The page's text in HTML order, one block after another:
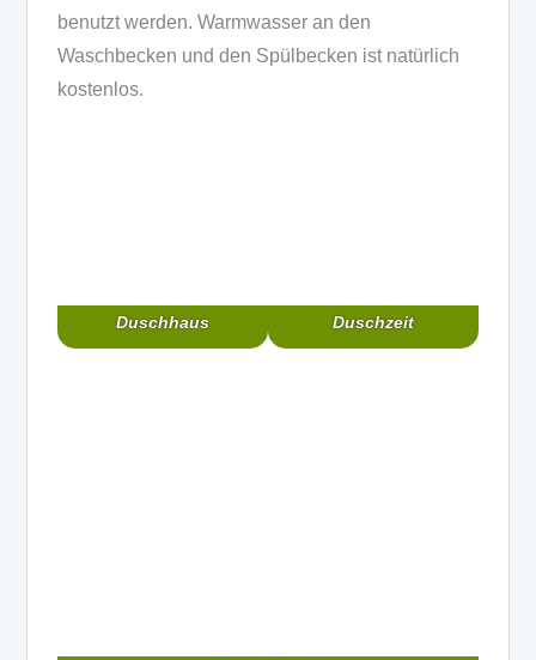
benutzt werden. Warmwasser an den
Waschbecken und den Spülbecken ist natürlich
kostenlos.
Duschhaus Duschzeit